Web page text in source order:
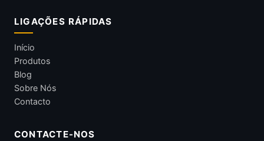
LIGAÇÕES RÁPIDAS
Início
Produtos
Blog
Sobre Nós
Contacto
CONTACTE-NOS